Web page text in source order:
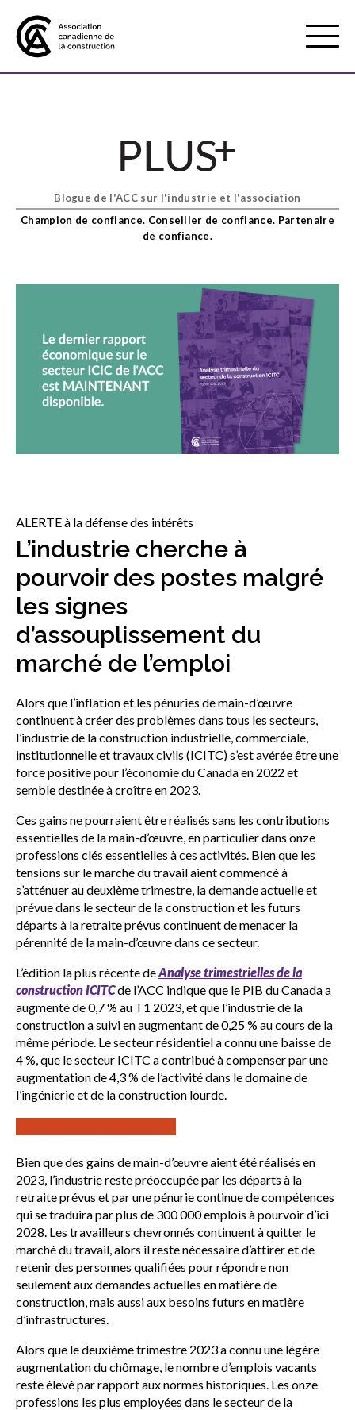
Mobile
Menu
À propos de nous
Adhésion
Show
sub
sub
menu
Services axés sur les pratiques
exemplaires
Sceau d’or
Blogue de l'ACC sur l'industrie et l'association
Champion de confiance. Conseiller de confiance. Partenaire
de confiance.
ALERTE à la défense des intérêts
L’industrie cherche à
pourvoir des postes malgré
les signes
d’assouplissement du
marché de l’emploi
Alors que l’inflation et les pénuries de main-d’œuvre
continuent à créer des problèmes dans tous les secteurs,
l’industrie de la construction industrielle, commerciale,
institutionnelle et travaux civils (ICITC) s’est avérée être une
force positive pour l’économie du Canada en 2022 et
semble destinée à croître en 2023.
Ces gains ne pourraient être réalisés sans les contributions
essentielles de la main-d’œuvre, en particulier dans onze
professions clés essentielles à ces activités. Bien que les
tensions sur le marché du travail aient commencé à
s’atténuer au deuxième trimestre, la demande actuelle et
prévue dans le secteur de la construction et les futurs
départs à la retraite prévus continuent de menacer la
pérennité de la main-d’œuvre dans ce secteur.
L’édition la plus récente deAnalyse trimestrielles de la
construction ICITCde l’ACC indique que le PIB du Canada a
augmenté de 0,7 % au T1 2023, et que l’industrie de la
construction a suivi en augmentant de 0,25 % au cours de la
même période. Le secteur résidentiel a connu une baisse de
4 %, que le secteur ICITC a contribué à compenser par une
augmentation de 4,3 % de l’activité dans le domaine de
l’ingénierie et de la construction lourde.
Bien que des gains de main-d’œuvre aient été réalisés en
2023, l’industrie reste préoccupée par les départs à la
retraite prévus et par une pénurie continue de compétences
qui se traduira par plus de 300 000 emplois à pourvoir d’ici
2028. Les travailleurs chevronnés continuent à quitter le
marché du travail, alors il reste nécessaire d’attirer et de
retenir des personnes qualifiées pour répondre non
seulement aux demandes actuelles en matière de
construction, mais aussi aux besoins futurs en matière
d’infrastructures.
Alors que le deuxième trimestre 2023 a connu une légère
augmentation du chômage, le nombre d’emplois vacants
reste élevé par rapport aux normes historiques. Les onze
professions les plus employées dans le secteur de la